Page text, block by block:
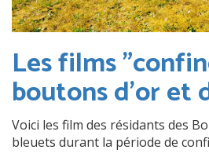
Les films
boutons d'or et
Voici les film des résidants des
bleuets durant la période de